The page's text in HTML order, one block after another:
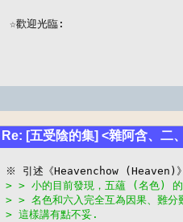
☆歡迎光臨:
Re: [五受陰的集] <雜阿含、二
> > 小的目前發現，五蘊 (名色) 的
> > 名色和六入完全互為因果、難分
> 這樣講有點不妥.